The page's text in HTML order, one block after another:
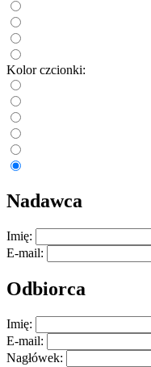
Kolor czcionki:
Nadawca
Imię:
E-mail:
Odbiorca
Imię:
E-mail:
Nagłówek: